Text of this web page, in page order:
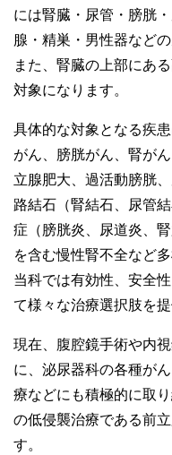
には腎臓・尿管・膀胱
腺・精巣・男性器など
また、腎臓の上部にあ
対象になります。
具体的な対象となる疾
がん、膀胱がん、腎が
立腺肥大、過活動膀胱
路結石（腎結石、尿管
症（膀胱炎、尿道炎、
を含む慢性腎不全など多
当科では有効性、安全
て様々な治療選択肢を提
現在、腹腔鏡手術や内
に、泌尿器科の各種が
療などにも積極的に取
の低侵襲治療である前
す。